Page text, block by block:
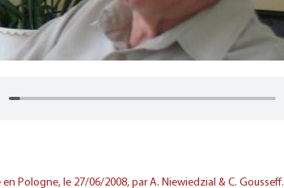
Pologne, le 27/06/2008, par A. Niewiedzial & C. Gousseff.